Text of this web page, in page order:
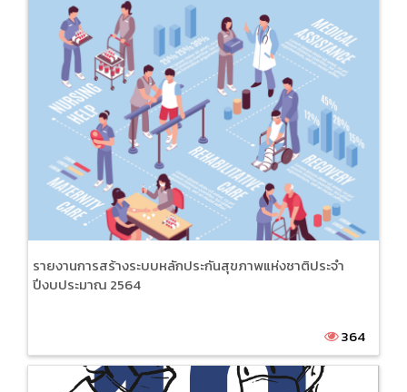
รายงานการสร้างระบบหลักประกันสุขภาพแห่งชาติประจำ
ปีงบประมาณ 2564
364